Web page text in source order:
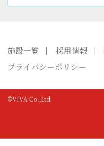
施設一覧 採用情報
プライバシーポリシー
©VIVA Co.,Ltd.